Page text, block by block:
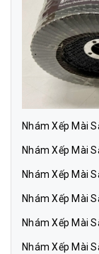
Nhám Xếp Mài
Nhám Xếp Mài
Nhám Xếp Mài
Nhám Xếp Mài
Nhám Xếp Mài
Nhám Xếp Mài